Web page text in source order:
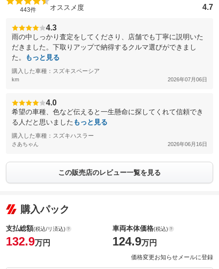
443件 オススメ度 4.7
4.3
雨の中しっかり査定をしてくださり、店舗でも丁寧に説明いた
だきました。下取りアップで納得するクルマ選びができまし
た。
もっと見る
購入した車種：スズキスペーシア
km 2026年07月06日
4.0
希望の車種、色など伝えると一生懸命に探してくれて信頼でき
る人だと思いました もっと見る
購入した車種：スズキハスラー
さあちゃん 2026年06月16日
この販売店のレビュー一覧を見る
購入パック
支払総額(税込/リ済込)
132.9万円
車両本体価格(税込)
124.9万円
価格変更お知らせメールに登録